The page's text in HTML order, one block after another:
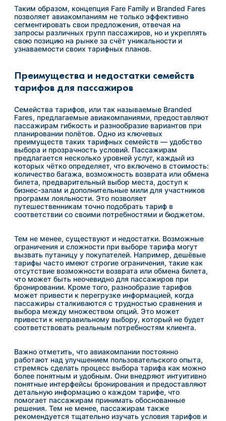
Таким образом, концепция Fare Family и Branded Fares
позволяет авиакомпаниям не только эффективно
сегментировать свои предложения, отвечая на
запросы различных групп пассажиров, но и укреплять
свою позицию на рынке за счёт уникальности и
узнаваемости своих тарифных планов.
Преимущества и недостатки семейств
тарифов для пассажиров
Семейства тарифов, или так называемые Branded
Fares, предлагаемые авиакомпаниями, предоставляют
пассажирам гибкость и разнообразие вариантов при
планировании полётов. Одно из ключевых
преимуществ таких тарифных семейств — удобство
выбора и прозрачность условий. Пассажирам
предлагается несколько уровней услуг, каждый из
которых чётко определяет, что включено в стоимость:
количество багажа, возможность возврата или обмена
билета, предварительный выбор места, доступ к
бизнес-залам и дополнительные мили для участников
программ лояльности. Это позволяет
путешественникам точно подобрать тариф в
соответствии со своими потребностями и бюджетом.
Тем не менее, существуют и недостатки. Возможные
ограничения и сложности при выборе тарифа могут
вызвать путаницу у покупателей. Например, дешёвые
тарифы часто имеют строгие ограничения, такие как
отсутствие возможности возврата или обмена билета,
что может быть неочевидно для пассажиров при
бронировании. Кроме того, разнообразие тарифов
может привести к перегрузке информацией, когда
пассажиры сталкиваются с трудностью сравнения и
выбора между множеством опций. Это может
привести к неправильному выбору, который не будет
соответствовать реальным потребностям клиента.
Важно отметить, что авиакомпании постоянно
работают над улучшением пользовательского опыта,
стремясь сделать процесс выбора тарифа как можно
более понятным и удобным. Они внедряют интуитивно
понятные интерфейсы бронирования и предоставляют
детальную информацию о каждом тарифе, что
помогает пассажирам принимать обоснованные
решения. Тем не менее, пассажирам также
рекомендуется тщательно изучать условия тарифов и